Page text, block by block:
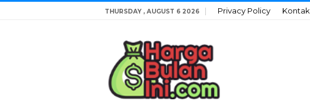
THURSDAY , AUGUST 6 2026 Privacy Policy Kontak